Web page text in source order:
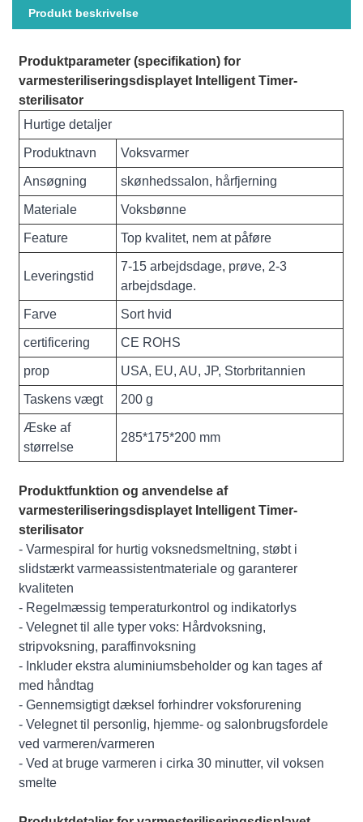
Produkt beskrivelse
Produktparameter (specifikation) for
varmesteriliseringsdisplayet Intelligent Timer-
sterilisator
Hurtige detaljer
Produktnavn Voksvarmer
Ansøgning skønhedssalon, hårfjerning
Materiale Voksbønne
Feature Top kvalitet, nem at påføre
Leveringstid
7-15 arbejdsdage, prøve, 2-3
arbejdsdage.
Farve Sort hvid
certificering CE ROHS
prop USA, EU, AU, JP, Storbritannien
Taskens vægt 200 g
Æske af
størrelse
285*175*200 mm
Produktfunktion og anvendelse af
varmesteriliseringsdisplayet Intelligent Timer-
sterilisator
- Varmespiral for hurtig voksnedsmeltning, støbt i
slidstærkt varmeassistentmateriale og garanterer
kvaliteten
- Regelmæssig temperaturkontrol og indikatorlys
- Velegnet til alle typer voks: Hårdvoksning,
stripvoksning, paraffinvoksning
- Inkluder ekstra aluminiumsbeholder og kan tages af
med håndtag
- Gennemsigtigt dæksel forhindrer voksforurening
- Velegnet til personlig, hjemme- og salonbrugsfordele
ved varmeren/varmeren
- Ved at bruge varmeren i cirka 30 minutter, vil voksen
smelte